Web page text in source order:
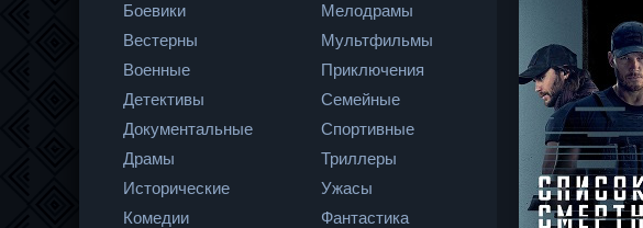
Боевики
Вестерны
Военные
Детективы
Документальные
Драмы
Исторические
Комедии
Мелодрамы
Мультфильмы
Приключения
Семейные
Спортивные
Триллеры
Ужасы
Фантастика